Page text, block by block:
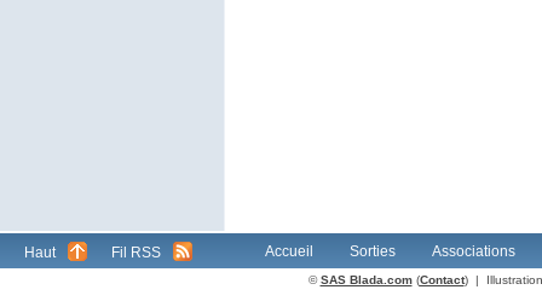
Haut Fil RSS Accueil Sorties Associations
©SAS Blada.com(Contact) |